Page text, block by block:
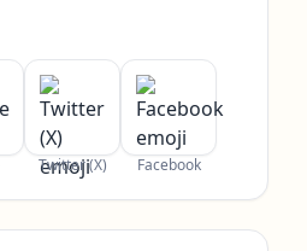
Twitter (X) Facebook